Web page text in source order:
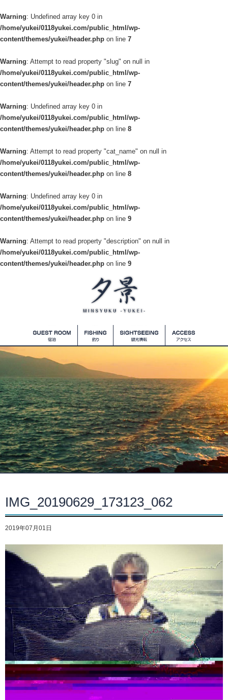
Warning: Undefined array key 0 in
/home/yukei/0118yukei.com/public_html/wp-
content/themes/yukei/header.php on line 7
Warning: Attempt to read property "slug" on null in
/home/yukei/0118yukei.com/public_html/wp-
content/themes/yukei/header.php on line 7
Warning: Undefined array key 0 in
/home/yukei/0118yukei.com/public_html/wp-
content/themes/yukei/header.php on line 8
Warning: Attempt to read property "cat_name" on null in
/home/yukei/0118yukei.com/public_html/wp-
content/themes/yukei/header.php on line 8
Warning: Undefined array key 0 in
/home/yukei/0118yukei.com/public_html/wp-
content/themes/yukei/header.php on line 9
Warning: Attempt to read property "description" on null in
/home/yukei/0118yukei.com/public_html/wp-
content/themes/yukei/header.php on line 9
IMG_20190629_173123_062
2019年07月01日